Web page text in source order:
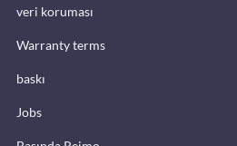
veri koruması
Warranty terms
baskı
Jobs